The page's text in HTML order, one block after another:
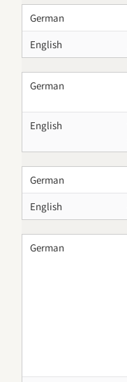
German
English
German
English
German
English
German